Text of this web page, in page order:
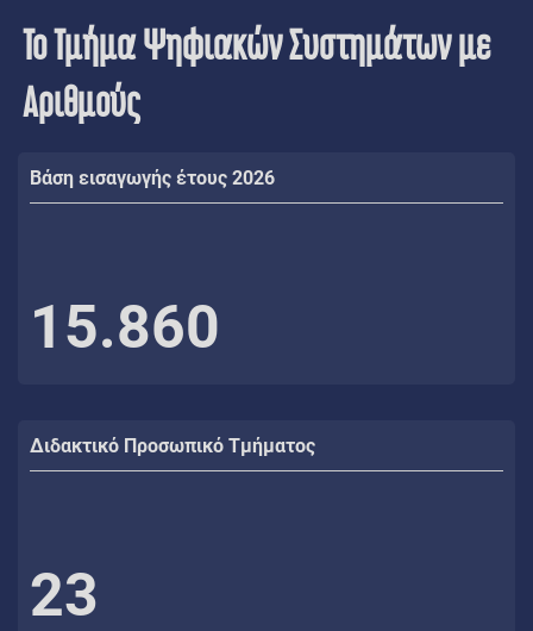
Το Τμήμα Ψηφιακών Συστημάτων με
Αριθμούς
Βάση εισαγωγής έτους 2026
15.860
Διδακτικό Προσωπικό Τμήματος
23